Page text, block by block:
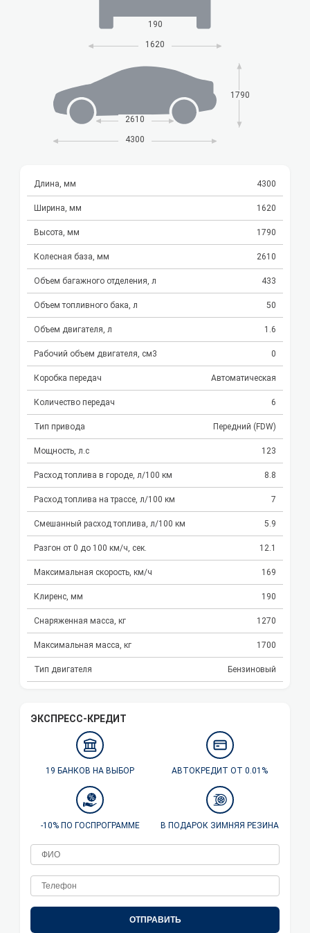
190
1620
2610
1790
4300
Длина, мм 4300
Ширина, мм 1620
Высота, мм 1790
Колесная база, мм 2610
Объем багажного отделения, л 433
Объем топливного бака, л 50
Объем двигателя, л 1.6
Рабочий объем двигателя, см3 0
Коробка передач Автоматическая
Количество передач 6
Тип привода Передний (FDW)
Мощность, л.с 123
Расход топлива в городе, л/100 км 8.8
Расход топлива на трассе, л/100 км 7
Смешанный расход топлива, л/100 км 5.9
Разгон от 0 до 100 км/ч, сек. 12.1
Максимальная скорость, км/ч 169
Клиренс, мм 190
Снаряженная масса, кг 1270
Максимальная масса, кг 1700
Тип двигателя Бензиновый
ЭКСПРЕСС-КРЕДИТ
19 БАНКОВ НА ВЫБОР АВТОКРЕДИТ ОТ 0.01%
-10% ПО ГОСПРОГРАММЕ В ПОДАРОК ЗИМНЯЯ РЕЗИНА
ОТПРАВИТЬ